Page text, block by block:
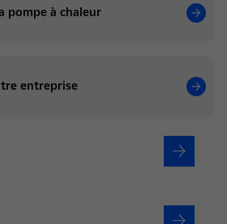
pompe à chaleur
entreprise